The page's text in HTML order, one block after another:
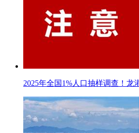
2025年全国1%人口抽样调查！龙